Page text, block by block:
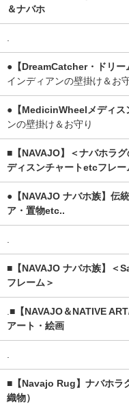
＆ナバホ
.
●【DreamCatcher・ドリー
インディアンの壁掛け＆お
●【MedicinWheelメディス
ンの壁掛け＆お守り
■【NAVAJO】＜ナバホラ
ディスンチャートetcフレー
●【NAVAJO ナバホ族】伝
ア・置物etc..
.
■【NAVAJO ナバホ族】＜
フレーム＞
.■【NAVAJO＆NATIVE
アート・絵画
.
■【Navajo Rug】ナバホラ
織物）